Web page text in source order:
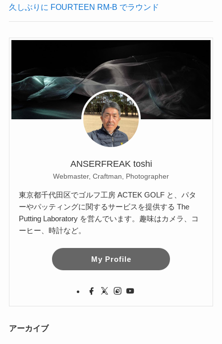
久しぶりに FOURTEEN RM-B でラウンド
ANSERFREAK toshi
Webmaster, Craftman, Photographer
東京都千代田区でゴルフ工房 ACTEK GOLF と、パタ
ーやパッティングに関するサービスを提供する The
Putting Laboratory を営んでいます。趣味はカメラ、コ
ーヒー、時計など。
My Profile
アーカイブ